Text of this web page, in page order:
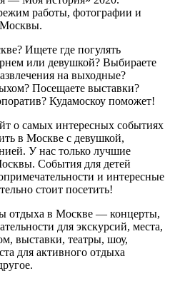
работы, фотографии и
Ищете где погулять
или девушкой? Выбираете
на выходные?
Посещаете выставки?
Кудамоскоу поможет!
о самых интересных событиях
в Москве с девушкой,
У нас только лучшие
События для детей
и интересные
стоит посетить!
отдыха в Москве — концерты,
для экскурсий, места,
выставки, театры, шоу,
для активного отдыха